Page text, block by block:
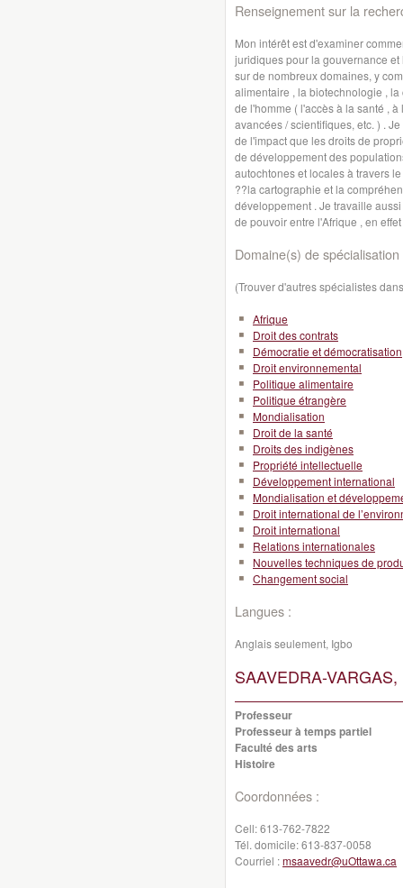
Renseignement sur la
Mon intérêt est d'examiner
juridiques pour la gouvernance
sur de nombreux domaines, y
alimentaire , la biotechnologie ,
de l'homme ( l'accès à la santé ,
avancées / scientifiques, etc. ) .
de l'impact que les droits de
de développement des
autochtones et locales à travers
??la cartographie et la
développement . Je travaille
de pouvoir entre l'Afrique , en
Domaine(s) de spécialisation
(Trouver d'autres spécialistes
Afrique
Droit des contrats
Démocratie et démocratisation
Droit environnemental
Politique alimentaire
Politique étrangère
Mondialisation
Droit de la santé
Droits des indigènes
Propriété intellectuelle
Développement international
Mondialisation et
Droit international de
Droit international
Relations internationales
Nouvelles techniques de
Changement social
Langues :
Anglais seulement, Igbo
SAAVEDRA-
Professeur
Professeur à temps partiel
Faculté des arts
Histoire
Coordonnées :
Cell:613-762-7822
Tél. domicile:613-837-0058
Courriel :msaavedr@uOttawa.ca